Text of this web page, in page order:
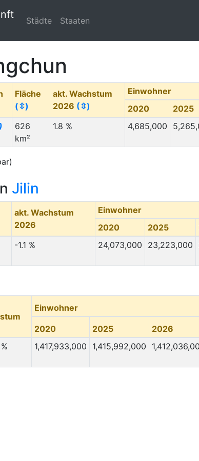
Städte Staaten
Fläche
(⇳)
akt. Wachstum
2026 (⇳)
Einwohner
2020
2025
626
km²
1.8 % 4,685,000
Jilin
akt. Wachstum
2026
Einwohner
2020
2025
-1.1 % 24,073,000 23,223,000
Einwohner
2020 2025 2026
1,417,933,000 1,415,992,000